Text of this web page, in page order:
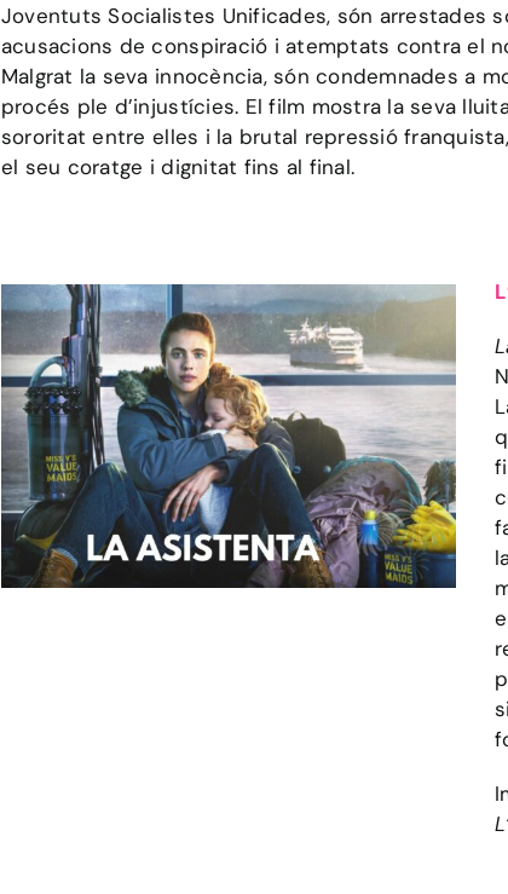
Joventuts Socialistes Unificades, són arrestades
acusacions de conspiració i atemptats contra el
Malgrat la seva innocència, són condemnades a
procés ple d’injustícies. El film mostra la seva
sororitat entre elles i la brutal repressió
el seu coratge i dignitat fins al final.